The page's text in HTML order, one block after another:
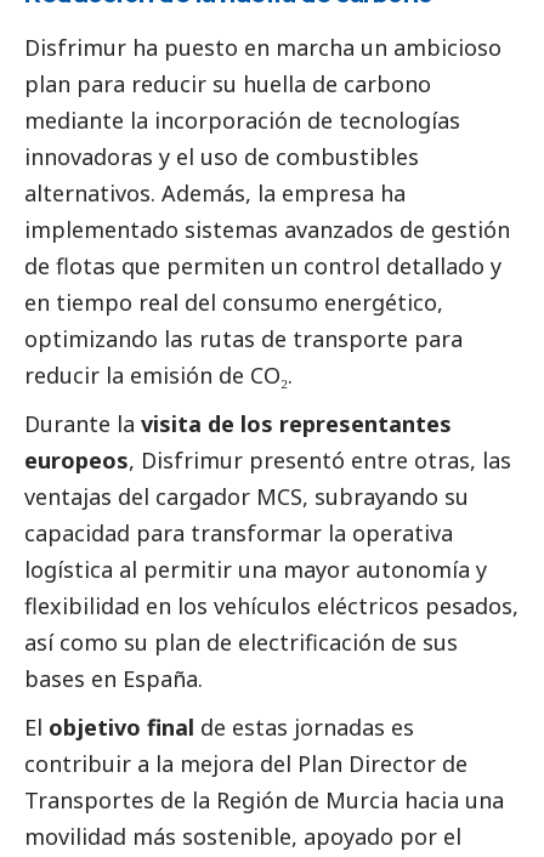
Disfrimur ha puesto en marcha un ambicioso
plan para reducir su huella de carbono
mediante la incorporación de tecnologías
innovadoras y el uso de combustibles
alternativos. Además, la empresa ha
implementado sistemas avanzados de gestión
de flotas que permiten un control detallado y
en tiempo real del consumo energético,
optimizando las rutas de transporte para
reducir la emisión de CO₂.
Durante la visita de los representantes
europeos, Disfrimur presentó entre otras, las
ventajas del cargador MCS, subrayando su
capacidad para transformar la operativa
logística al permitir una mayor autonomía y
flexibilidad en los vehículos eléctricos pesados,
así como su plan de electrificación de sus
bases en España.
El objetivo final de estas jornadas es
contribuir a la mejora del Plan Director de
Transportes de la Región de Murcia hacia una
movilidad más sostenible, apoyado por el